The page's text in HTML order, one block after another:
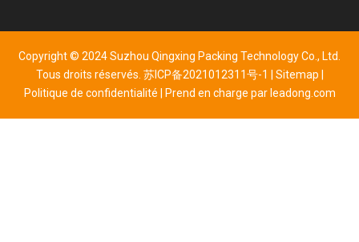
Copyright © 2024 Suzhou Qingxing Packing Technology Co., Ltd.
Tous droits réservés. 苏ICP备2021012311号-1 Sitemap
Politique de confidentialité
| Prend en charge par leadong.com